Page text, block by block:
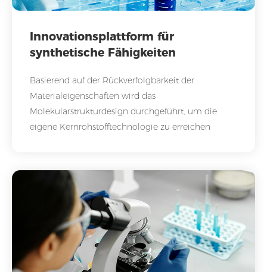
Innovationsplattform für
synthetische Fähigkeiten
Basierend auf der Rückverfolgbarkeit der
Materialeigenschaften wird das
Molekularstrukturdesign durchgeführt, um die
eigene Kernrohstofftechnologie zu erreichen